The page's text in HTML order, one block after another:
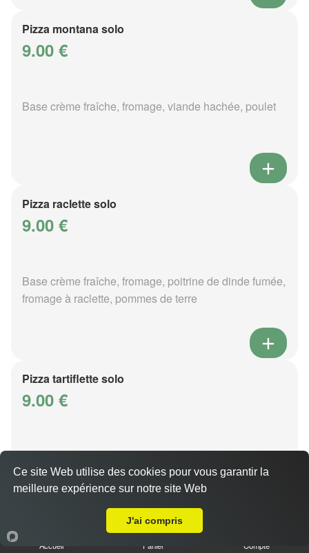
Pizza montana solo
9.00 €
Base crème fraîche, fromage, viande hachée, poulet
Pizza raclette solo
9.00 €
Base crème fraîche, fromage, poitrine de dinde fumée,
fromage à raclette, pommes de terre
Pizza tartiflette solo
9.00 €
Base crème fraîche, fromage, poitrine de dinde fumée,
reblochon, pommes de terre
Accueil Panier Compte
Ce site Web utilise des cookies pour vous garantir la
meilleure expérience sur notre site Web
J'ai compris